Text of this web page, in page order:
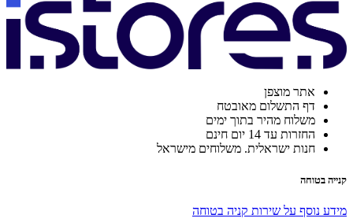
אתר מוצפן
דף התשלום מאובטח
משלוח מהיר בתוך ימים
החזרות עד 14 יום חינם
חנות ישראלית. משלוחים מישראל
קנייה בטוחה
מידע נוסף על שירות קניה בטוחה